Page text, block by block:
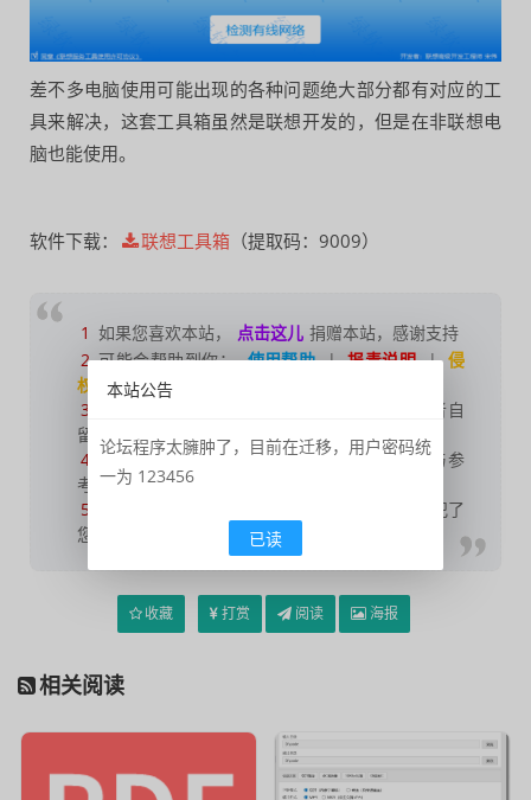
差不多电脑使用可能出现的各种问题绝大部分都有对应的工
具来解决，这套工具箱虽然是联想开发的，但是在非联想电
脑也能使用。
软件下载： 联想工具箱 （提取码：9009）
1 如果您喜欢本站， 点击这儿 捐赠本站，感谢支持
2可能会帮助到你： 使用帮助 | 报毒说明 | 侵
权删除 | 联系我们
3
为修改者自
留，非本站信息，注意鉴别；
4
本网站部分资源来源于网络，仅供大家学习与参
考，请于下载后24小时内删除；
5
若作商业用途，请联系原作者授权，若本站侵犯了
您的权益请联系站长进行删除处理；
收藏 打赏 阅读 海报
相关阅读
本站公告
论坛程序太臃肿了，目前在迁移，用户密码统
一为 123456
已读